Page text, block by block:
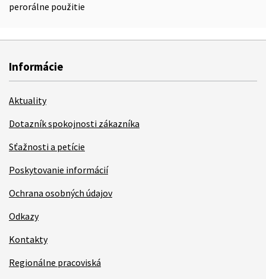
perorálne použitie
Informácie
Aktuality
Dotazník spokojnosti zákazníka
Sťažnosti a petície
Poskytovanie informácií
Ochrana osobných údajov
Odkazy
Kontakty
Regionálne pracoviská